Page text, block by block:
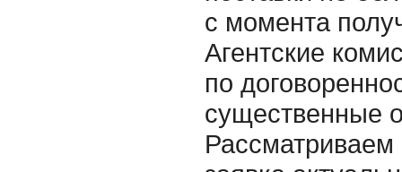
с момента
Агентские
по
существенные